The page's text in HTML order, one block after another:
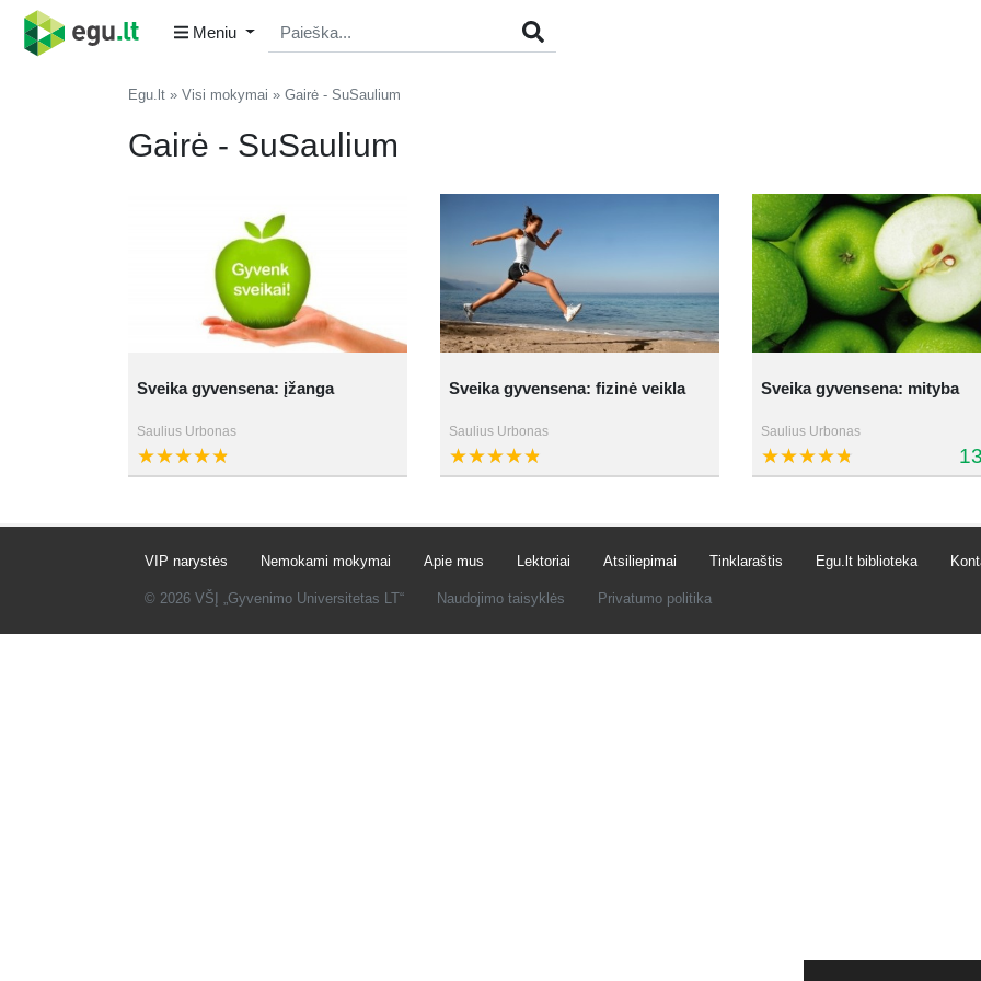
Meniu
Egu.lt Visi mokymai Gairė - SuSaulium
Gairė - SuSaulium
Sveika gyvensena: įžanga
Saulius Urbonas
Sveika gyvensena: fizinė veikla
Saulius Urbonas
Sveika gyvensena: mityba
Saulius Urbonas
VIP narystės Nemokami mokymai Apie mus Lektoriai Atsiliepimai Tinklaraštis Egu.lt biblioteka
© 2026 VŠĮ „Gyvenimo Universitetas LT“ Naudojimo taisyklės Privatumo politika